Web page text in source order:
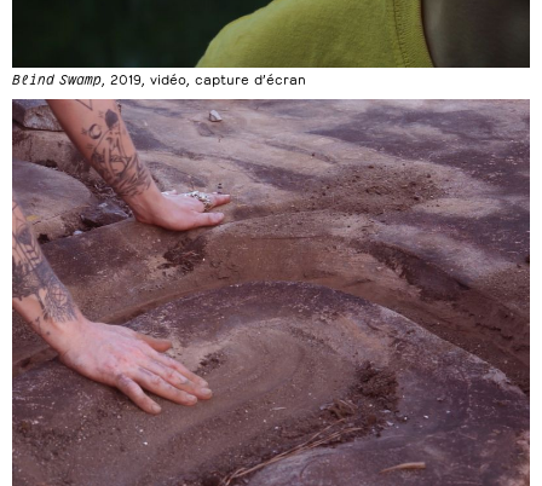
Blind Swamp , 2019, vidéo, capture d’écran